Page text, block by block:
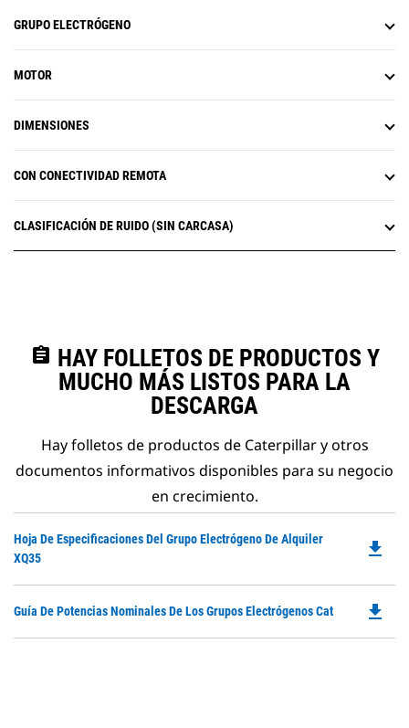
GRUPO ELECTRÓGENO
MOTOR
DIMENSIONES
CON CONECTIVIDAD REMOTA
CLASIFICACIÓN DE RUIDO (SIN CARCASA)
assignment HAY FOLLETOS DE PRODUCTOS Y
MUCHO MÁS LISTOS PARA LA
DESCARGA
Hay folletos de productos de Caterpillar y otros
documentos informativos disponibles para su negocio
en crecimiento.
Hoja De Especificaciones Del Grupo Electrógeno De Alquiler
XQ35
file_download
Guía De Potencias Nominales De Los Grupos Electrógenos Cat file_download